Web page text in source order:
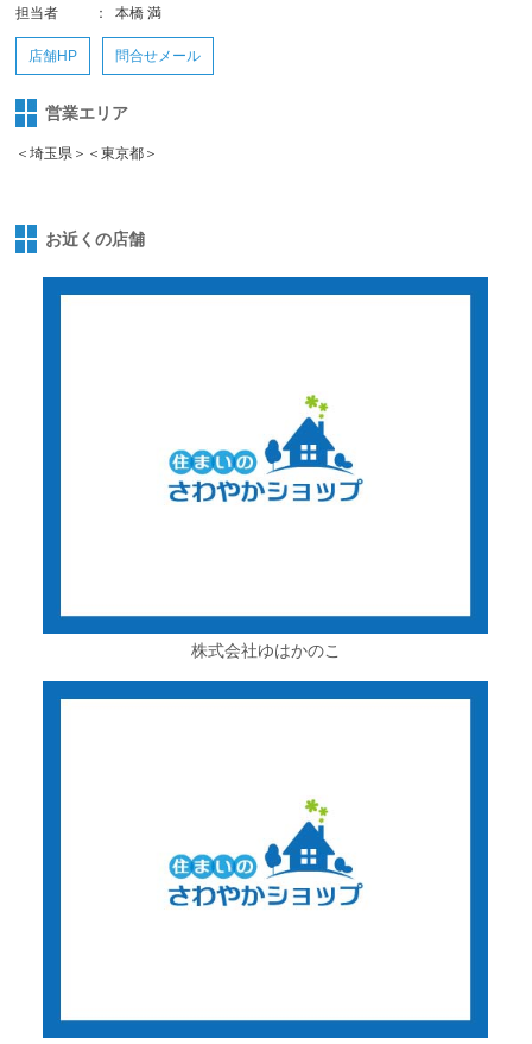
担当者
： 本橋 満
店舗HP 問合せメール
営業エリア
＜埼玉県＞＜東京都＞
お近くの店舗
株式会社ゆはかのこ